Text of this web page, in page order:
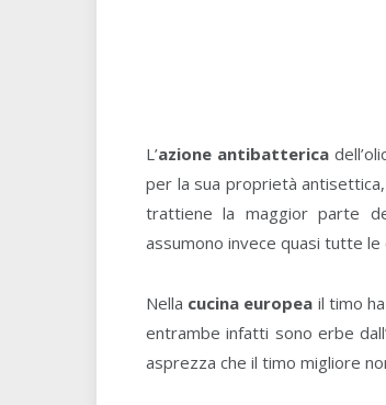
L’azione antibatterica
per la sua proprietà
trattiene la maggior parte
assumono invece quasi tutte le
Nella cucina europea il timo
entrambe infatti sono erbe
asprezza che il timo migliore